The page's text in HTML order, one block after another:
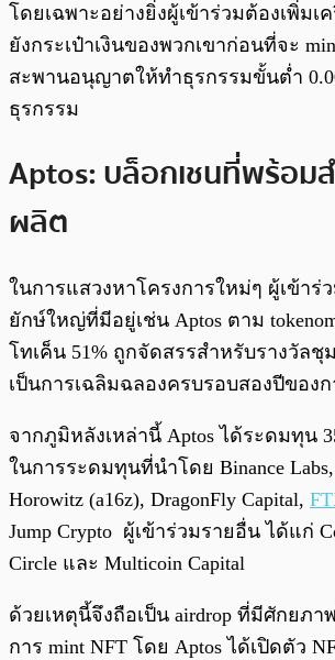
โดยเฉพาะอย่างยิ่งผู้เข้าร่วมต้องเพิ่มเ
ยังกระเป๋าเงินของพวกเขาก่อนที่จะ
สะพานอนุญาตให้ทำธุรกรรมขั้นต่ำ
ธุรกรรม
Aptos: บล็อกเชนที่พร้อม
ผลิต
ในการแสวงหาโครงการใหม่ๆ ผู้เข้าร่
ยักษ์ใหญ่ที่มีอยู่เช่น Aptos ตาม
โทเค็น 51% ถูกจัดสรรสำหรับรางวัลชุ
เป็นการเฉลิมฉลองครบรอบสองปีของก
จากภูมิหลังเหล่านี้ Aptos ได้ระดมทุน
ในการระดมทุนที่นำโดย Binance Labs,
Horowitz (a16z), DragonFly Capital,
Jump Crypto ผู้เข้าร่วมรายอื่น ได้แก่
Circle และ Multicoin Capital
ด้วยเหตุนี้จึงถือเป็น airdrop ที่มีศักยภ
การ mint NFT โดย Aptos ได้เปิดตัว